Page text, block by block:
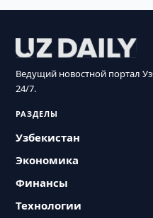
Ведущий новостной портал
24/7.
РАЗДЕЛЫ
Узбекистан
Экономика
Финансы
Технологии